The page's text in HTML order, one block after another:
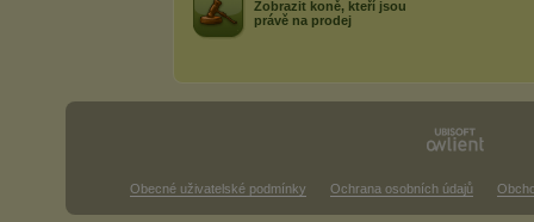
Zobrazit koně, kteří jsou
právě na prodej
Obecné uživatelské podmínky Ochrana osobních údajů